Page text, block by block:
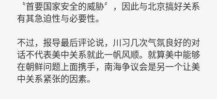
〝首要国家安全的威胁〞，因此与北京搞好关系
有其急迫性与必要性。
不过，报导最后评论说，川习几次气氛良好的对
话不代表美中关系就此一帆风顺。就算美中能够
在朝鲜问题上面携手，南海争议会是另一个让美
中关系紧张的因素。